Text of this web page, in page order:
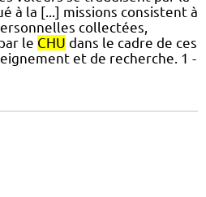
à la [...] missions consistent à
collectées,
le CHU dans le cadre de ces
et de recherche. 1 -